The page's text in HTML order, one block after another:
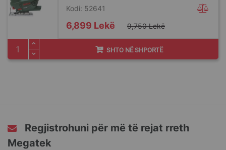
Kodi: 52641
Special
Price
6,899 Lekë 9,750 Lekë
SHTO NË SHPORTË
Regjistrohuni për më të rejat rreth
Megatek